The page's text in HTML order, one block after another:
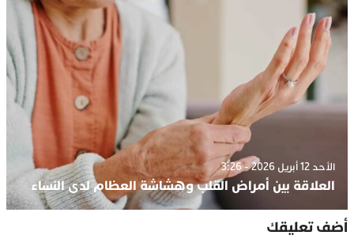
الأحد 12 أبريل 2026 - 3:26
العلاقة بين أمراض القلب وهشاشة العظام لدى النساء
أضف تعليقك